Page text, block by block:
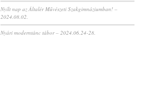
Nyílt nap az Általér Művészeti Szakgimnáziumban! –
2024.08.02.
Nyári moderntánc tábor – 2024.06.24-28.